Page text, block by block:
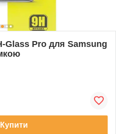
Glass Pro для Samsung
Купити